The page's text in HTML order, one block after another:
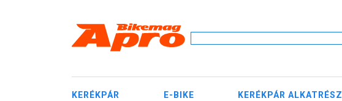
KERÉKPÁR E-BIKE KERÉKPÁR ALKATRÉSZ